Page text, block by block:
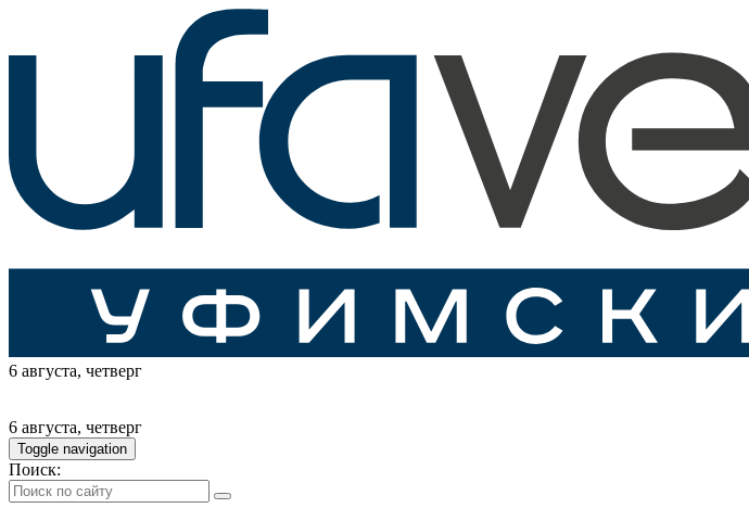
6 августа, четверг
6 августа, четверг
Toggle navigation
Поиск: